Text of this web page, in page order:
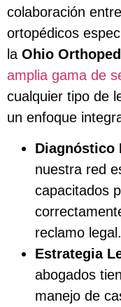
colaboración
ortopédicos
la Ohio
amplia gama de
cualquier tipo de
un enfoque
Diagnóstico
nuestra red
capacitados
reclamo legal.
Estrategia
abogados
manejo de